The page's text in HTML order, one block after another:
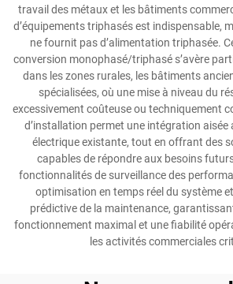
travail des métaux et les bâtiments
d’équipements triphasés est indispensable,
ne fournit pas d’alimentation triphasée.
conversion monophasé/triphasé s’avère
dans les zones rurales, les bâtiments
spécialisées, où une mise à niveau du
excessivement coûteuse ou techniquement
d’installation permet une intégration aisée
électrique existante, tout en offrant des
capables de répondre aux besoins
fonctionnalités de surveillance des
optimisation en temps réel du système
prédictive de la maintenance,
fonctionnement maximal et une fiabilité
les activités commerciales